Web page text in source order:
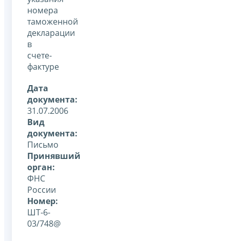
номера
таможенной
декларации
в
счете-
фактуре
Дата
документа:
31.07.2006
Вид
документа:
Письмо
Принявший
орган:
ФНС
России
Номер:
ШТ-6-
03/748@